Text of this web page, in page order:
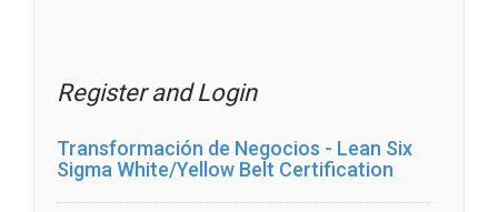
Register and Login
Transformación de Negocios - Lean Six
Sigma White/Yellow Belt Certification